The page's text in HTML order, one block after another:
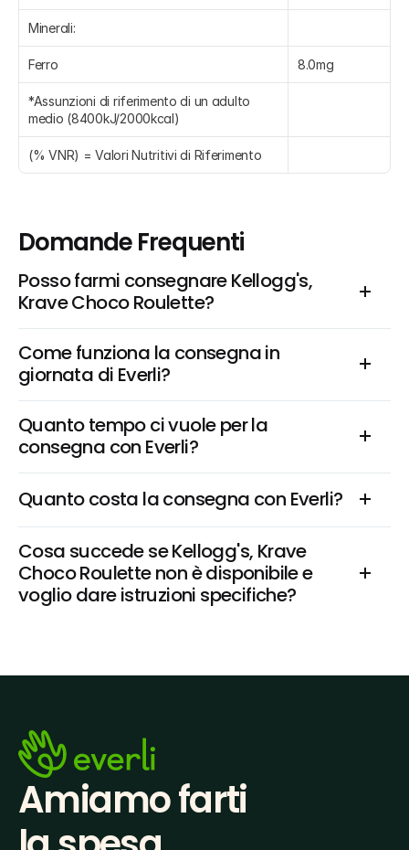
Minerali:
Ferro 8.0mg
*Assunzioni di riferimento di un adulto
medio (8400kJ/2000kcal)
(% VNR) = Valori Nutritivi di Riferimento
Domande Frequenti
Posso farmi consegnare Kellogg's,
Krave Choco Roulette?
Come funziona la consegna in
giornata di Everli?
Quanto tempo ci vuole per la
consegna con Everli?
Quanto costa la consegna con Everli?
Cosa succede se Kellogg's, Krave
Choco Roulette non è disponibile e
voglio dare istruzioni specifiche?
Amiamo farti